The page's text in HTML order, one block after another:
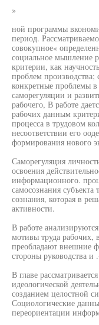
»
ной программы
период.
совокупное«
социальное мышление
критерии, как
проблем производства;
конкретные проблемы в
саморегуляции и
рабочего, В работе
рабочих данным
процесса в трудовом
несоответствии его
формирования нового
Саморегуляция
освоения
информационного.
самосознания субъекта
сознания, которая в
активности.
В работе
мотивы труда рабочих,
преобладают внешние
стороны руководства
В главе
идеологической
созданием целостной
Социологические
переориентации